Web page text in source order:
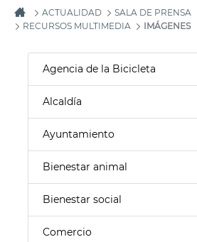
ACTUALIDAD
SALA DE PRENSA
RECURSOS MULTIMEDIA
IMÁGENES
Agencia de la Bicicleta
Alcaldía
Ayuntamiento
Bienestar animal
Bienestar social
Comercio